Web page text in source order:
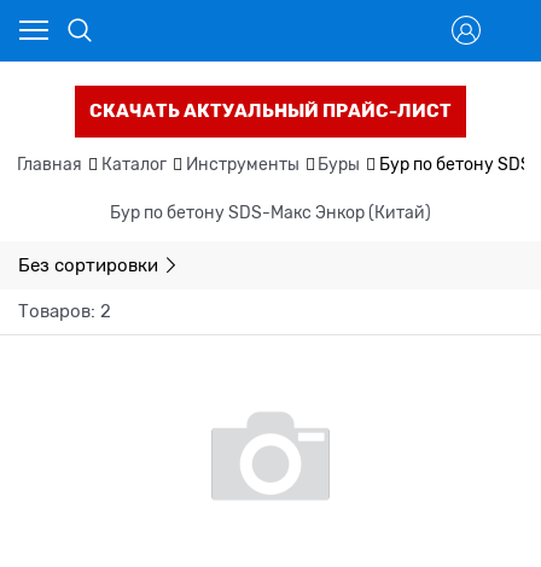
СКАЧАТЬ АКТУАЛЬНЫЙ ПРАЙС-ЛИСТ
Главная Каталог Инструменты Буры Бур по бетону
Бур по бетону SDS-Макс Энкор (Китай)
Без сортировки
Товаров: 2